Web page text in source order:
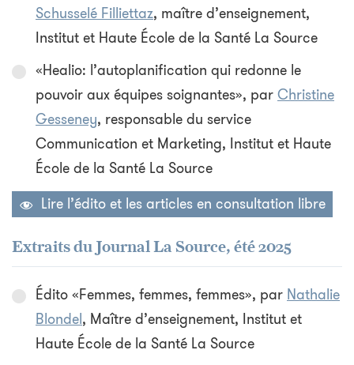
Schusselé Filliettaz, maître d’enseignement,
Institut et Haute École de la Santé La Source
«Healio: l’autoplanification qui redonne le
pouvoir aux équipes soignantes», parChristine
Gesseney, responsable du service
Communication et Marketing, Institut et Haute
École de la Santé La Source
Lire l’édito et les articles en consultation libre
Extraits du Journal La Source, été 2025
Édito «Femmes, femmes, femmes», par Nathalie
Blondel, Maître d’enseignement, Institut et
Haute École de la Santé La Source